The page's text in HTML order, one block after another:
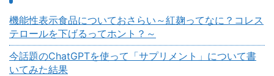
機能性表示食品についておさらい～紅麹ってなに？コレス
テロールを下げるってホント？～
今話題のChatGPTを使って「サプリメント」について書
いてみた結果